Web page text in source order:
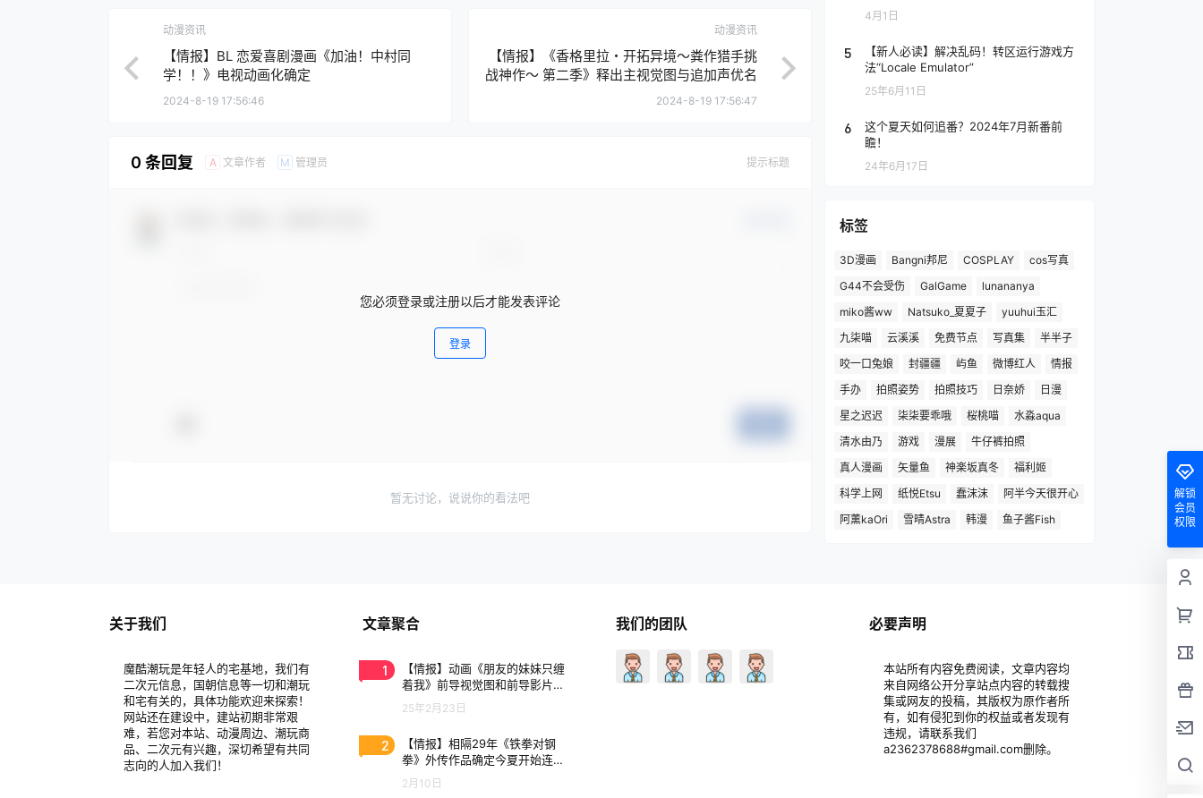
动漫资讯
【情报】BL 恋爱喜剧漫画《加油！中村同
学！！》电视动画化确定
2024-8-19 17:56:46
动漫资讯
【情报】《香格里拉・开拓异境～粪作猎手挑
战神作～ 第二季》释出主视觉图与追加声优名
单
2024-8-19 17:56:47
0 条回复 A 文章作者 M 管理员 提示标题
您必须登录或注册以后才能发表评论
登录
暂无讨论，说说你的看法吧
4月1日
5
【新人必读】解决乱码！转区运行游戏方
法“Locale Emulator”
25年6月11日
6
这个夏天如何追番？2024年7月新番前
瞻！
24年6月17日
标签
3D漫画 Bangni邦尼 COSPLAY
cos写真
G44不会受伤
GalGame
lunananya
miko酱ww
Natsuko_夏夏子
yuuhui玉汇
九柒喵
云溪溪 免费节点 写真集
半半子
咬一口兔娘
封疆疆 屿鱼 微博红人
情报
手办
拍照姿势 拍照技巧 日奈娇
日漫
星之迟迟
柒柒要乖哦 桜桃喵
水淼aqua
清水由乃
游戏 漫展
牛仔裤拍照
真人漫画
矢量鱼 神楽坂真冬
福利姬
科学上网
纸悦Etsu 蠢沫沫
阿半今天很开心
阿薰kaOri
雪晴Astra 韩漫 鱼子酱Fish
解锁
会员
权限
关于我们
魔酷潮玩是年轻人的宅基地，我们有
二次元信息，国朝信息等一切和潮玩
和宅有关的，具体功能欢迎来探索！
网站还在建设中，建站初期非常艰
难，若您对本站、动漫周边、潮玩商
品、二次元有兴趣，深切希望有共同
志向的人加入我们！
文章聚合
1
【情报】动画《朋友的妹妹只缠
着我》前导视觉图和前导影片公
开 预计今年 10 月开播
25年2月23日
2
【情报】相隔29年《铁拳对钢
拳》外传作品确定今夏开始连
载！ 由《Dr.STONE》Boichi作
画
2月10日
我们的团队 必要声明
本站所有内容免费阅读，文章内容均
来自网络公开分享站点内容的转载搜
集或网友的投稿，其版权为原作者所
有，如有侵犯到你的权益或者发现有
违规，请联系我们
a2362378688#gmail.com删除。